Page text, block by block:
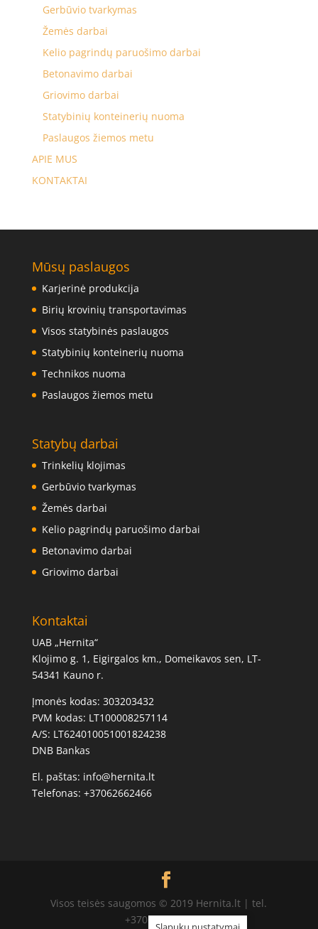
Gerbūvio tvarkymas
Žemės darbai
Kelio pagrindų paruošimo darbai
Betonavimo darbai
Griovimo darbai
Statybinių konteinerių nuoma
Paslaugos žiemos metu
APIE MUS
KONTAKTAI
Mūsų paslaugos
Karjerinė produkcija
Birių krovinių transportavimas
Visos statybinės paslaugos
Statybinių konteinerių nuoma
Technikos nuoma
Paslaugos žiemos metu
Statybų darbai
Trinkelių klojimas
Gerbūvio tvarkymas
Žemės darbai
Kelio pagrindų paruošimo darbai
Betonavimo darbai
Griovimo darbai
Kontaktai
UAB „Hernita“
Klojimo g. 1, Eigirgalos km., Domeikavos sen, LT-
54341 Kauno r.
Įmonės kodas: 303203432
PVM kodas: LT100008257114
A/S: LT624010051001824238
DNB Bankas
El. paštas: info@hernita.lt
Telefonas: +37062662466
Visos teisės saugomos © 2019 Hernita.lt | tel.
+37062662466